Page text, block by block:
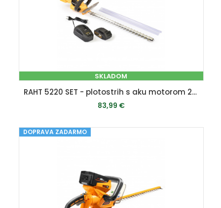
SKLADOM
RAHT 5220 SET - plotostrih s aku motorom 20 V + 2Ah baterie + nabíječka
83,99 €
PRIDAŤ DO KOŠÍKA
DOPRAVA ZADARMO